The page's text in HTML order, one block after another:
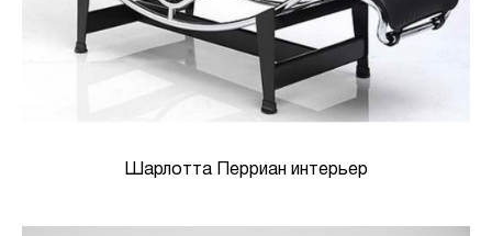
Шарлотта Перриан интерьер